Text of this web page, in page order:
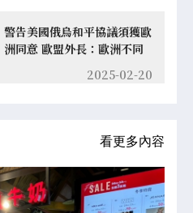
警告美國俄烏和平協議須獲歐
洲同意 歐盟外長：歐洲不同
2025-02-20
看更多內容